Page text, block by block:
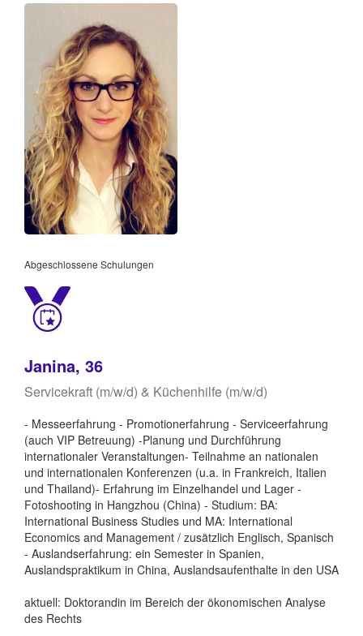
Abgeschlossene Schulungen
Janina, 36
Servicekraft (m/w/d) & Küchenhilfe (m/w/d)
- Messeerfahrung - Promotionerfahrung - Serviceerfahrung
(auch VIP Betreuung) -Planung und Durchführung
internationaler Veranstaltungen- Teilnahme an nationalen
und internationalen Konferenzen (u.a. in Frankreich, Italien
und Thailand)- Erfahrung im Einzelhandel und Lager -
Fotoshooting in Hangzhou (China) - Studium: BA:
International Business Studies und MA: International
Economics and Management / zusätzlich Englisch, Spanisch
- Auslandserfahrung: ein Semester in Spanien,
Auslandspraktikum in China, Auslandsaufenthalte in den USA
aktuell: Doktorandin im Bereich der ökonomischen Analyse
des Rechts